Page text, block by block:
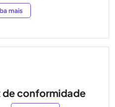
mais
de conformidade